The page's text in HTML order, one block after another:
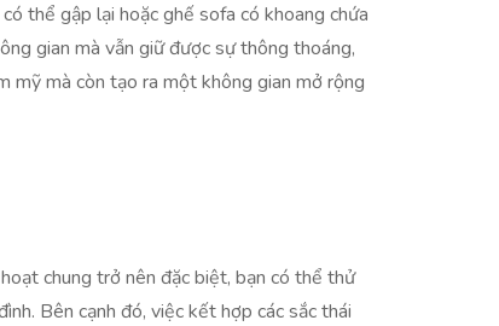
thể gập lại hoặc ghế sofa có khoang chứa
gian mà vẫn giữ được sự thông thoáng,
mỹ mà còn tạo ra một không gian mở rộng
chung trở nên đặc biệt, bạn có thể thử
Bên cạnh đó, việc kết hợp các sắc thái